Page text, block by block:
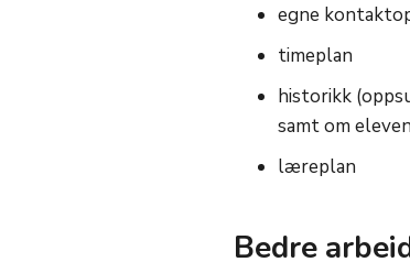
egne
timeplan
historikk
samt om
læreplan
Bedre